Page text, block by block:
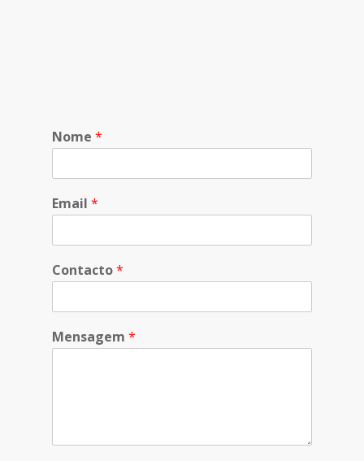
Nome*
Email*
Contacto*
Mensagem*